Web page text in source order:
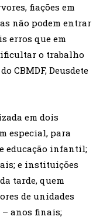
fiações em
não podem entrar
erros que em
o trabalho
CBMDF, Deusdete
em dois
especial, para
educação infantil;
e instituições
tarde, quem
de unidades
anos finais;